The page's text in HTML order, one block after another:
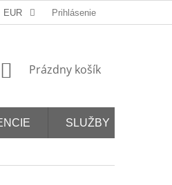
EUR Prihlásenie
NÁKUPNÝ
Prázdny košík
SLUŽBY